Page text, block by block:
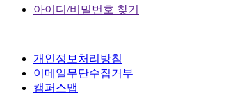
아이디/비밀번호 찾기
개인정보처리방침
이메일무단수집거부
캠퍼스맵